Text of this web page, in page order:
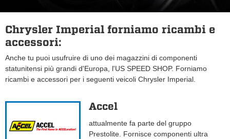
Chrysler Imperial forniamo ricambi e
accessori:
Anche tu puoi usufruire di uno dei magazzini di componenti
statunitensi più grandi d'Europa, l'US SPEED SHOP. Forniamo
ricambi e accessori per i seguenti veicoli Chrysler Imperial.
Accel
attualmente fa parte del gruppo
Prestolite. Fornisce componenti ultra